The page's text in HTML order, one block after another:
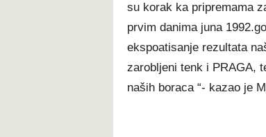
su korak ka pripremama
prvim danima juna
ekspoatisanje rezultata
zarobljeni tenk i PRAGA,
naših boraca “- kazao je